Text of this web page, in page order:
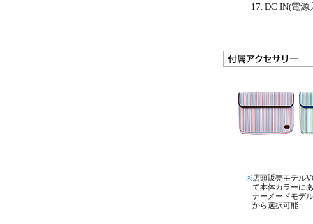
DC IN(電源
※店頭販売モデル
て本体カラーに
ナーメードモデ
から選択可能